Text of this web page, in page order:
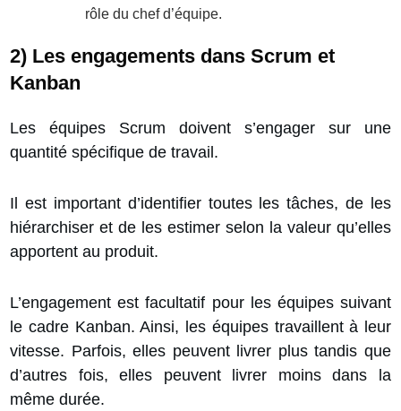
rôle du chef d’équipe.
2) Les engagements dans Scrum et
Kanban
Les équipes Scrum doivent s’engager sur une
quantité spécifique de travail.
Il est important d’identifier toutes les tâches, de les
hiérarchiser et de les estimer selon la valeur qu’elles
apportent au produit.
L’engagement est facultatif pour les équipes suivant
le cadre Kanban. Ainsi, les équipes travaillent à leur
vitesse. Parfois, elles peuvent livrer plus tandis que
d’autres fois, elles peuvent livrer moins dans la
même durée.